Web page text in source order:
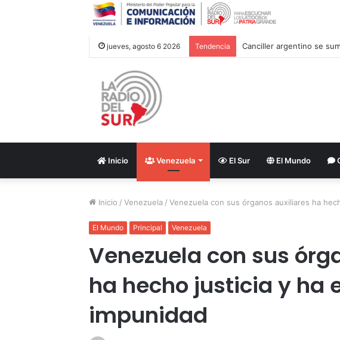
jueves, agosto 6 2026 Tendencia Canciller argentino se
Inicio Venezuela El Sur El Mundo
Inicio / Venezuela / Venezuela con sus órganos auxiliares ha
El Mundo Principal Venezuela
Venezuela con sus
ha hecho justicia y ha
impunidad